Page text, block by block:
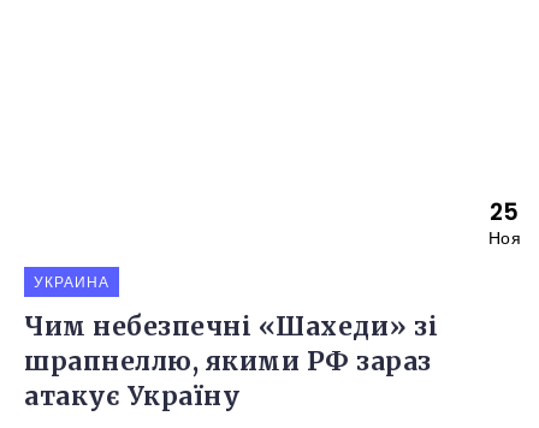
25
Ноя
УКРАИНА
Чим небезпечні «Шахеди» зі
шрапнеллю, якими РФ зараз
атакує Україну